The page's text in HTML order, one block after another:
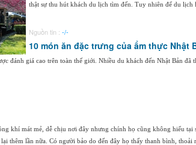
thật sự thu hút khách du lịch tìm đến. Tuy nhiên để du lịch
Nguồn tin : -/-
10 món ăn đặc trưng của ẩm thực Nhật
đánh giá cao trên toàn thế giới. Nhiều du khách đến Nhật Bản
khí mát mẻ, dễ chịu nơi đây nhưng chính họ cũng không hiểu tại
thêm lần nữa. Có người bảo do đến đây họ thấy thanh bình, thoải